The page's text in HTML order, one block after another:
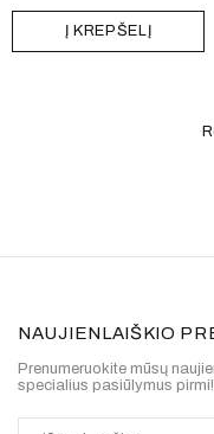
Į KREPŠELĮ
NAUJIENLAIŠKIO
Prenumeruokite mūsų
specialius pasiūlymus pirmi!